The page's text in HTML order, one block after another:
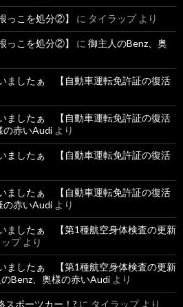
っこを処分②】 に タイラップより
っこを処分②】 に 御主人のBenz、奥
ましたぁ 【自動車運転免許証の復活
ましたぁ 【自動車運転免許証の復活
の赤いAudi より
ましたぁ 【自動車運転免許証の復活
ましたぁ 【自動車運転免許証の復活
の赤いAudi より
ましたぁ 【第1種航空身体検査の更新
プより
ましたぁ 【第1種航空身体検査の更新
Benz、奥様の赤いAudi より
スポーツカー！? に タイラップより